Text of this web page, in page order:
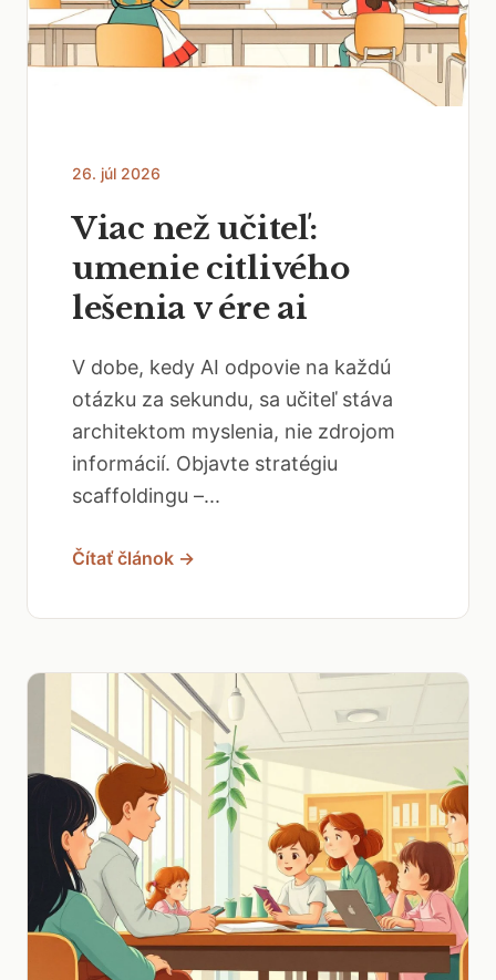
26. júl 2026
Viac než učiteľ:
umenie citlivého
lešenia v ére ai
V dobe, kedy AI odpovie na každú
otázku za sekundu, sa učiteľ stáva
architektom myslenia, nie zdrojom
informácií. Objavte stratégiu
scaffoldingu –...
Čítať článok →